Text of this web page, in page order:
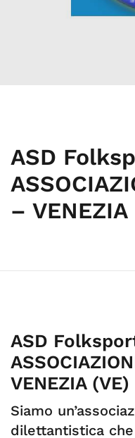
ASD
– VENEZIA
ASD
VENEZIA (VE)
Siamo
dilettantistica